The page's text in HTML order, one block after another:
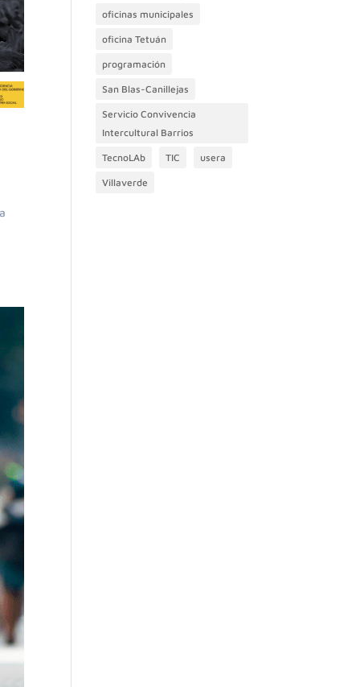
oficinas municipales
oficina Tetuán
programación
San Blas-Canillejas
Servicio Convivencia
Intercultural Barrios
TecnoLAb TIC usera
Villaverde